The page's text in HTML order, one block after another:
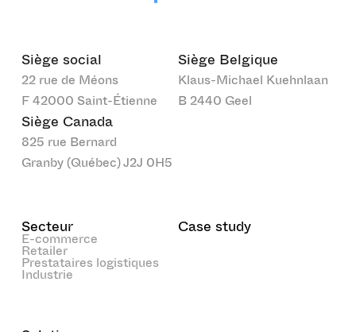
Siège social
22 rue de Méons
F 42000 Saint-Étienne
Siège Belgique
Klaus-Michael Kuehnlaan
B 2440 Geel
Siège Canada
825 rue Bernard
Granby (Québec) J2J 0H5
Secteur
E-commerce
Retailer
Prestataires logistiques
Industrie
Case study